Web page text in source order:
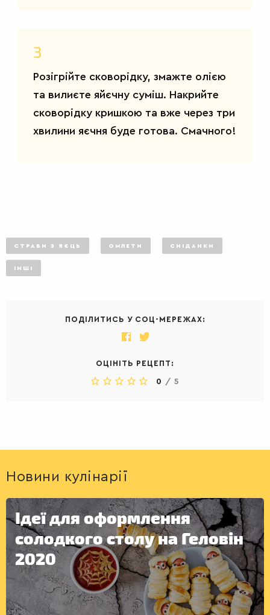
3
Розігрійте сковорідку, змажте олією
та вилиєте яйєчну суміш. Накрийте
сковорідку кришкою та вже через три
хвилини яєчня буде готова. Смачного!
СТРАВИ З ЯЄЦЬ ОМЛЕТИ СНІДАНКИ
ІНШІ
ПОДІЛИТИСЬ У СОЦ-МЕРЕЖАХ:
ОЦІНІТЬ РЕЦЕПТ:
0 / 5
Новини кулінарії
Ідеї для оформлення
солодкого столу на Геловін
2020